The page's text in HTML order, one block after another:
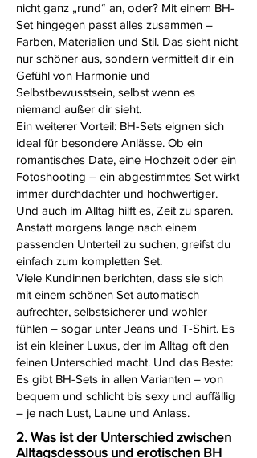
nicht ganz „rund“ an, oder? Mit einem BH-
Set hingegen passt alles zusammen –
Farben, Materialien und Stil. Das sieht nicht
nur schöner aus, sondern vermittelt dir ein
Gefühl von Harmonie und
Selbstbewusstsein, selbst wenn es
niemand außer dir sieht.
Ein weiterer Vorteil: BH-Sets eignen sich
ideal für besondere Anlässe. Ob ein
romantisches Date, eine Hochzeit oder ein
Fotoshooting – ein abgestimmtes Set wirkt
immer durchdachter und hochwertiger.
Und auch im Alltag hilft es, Zeit zu sparen.
Anstatt morgens lange nach einem
passenden Unterteil zu suchen, greifst du
einfach zum kompletten Set.
Viele Kundinnen berichten, dass sie sich
mit einem schönen Set automatisch
aufrechter, selbstsicherer und wohler
fühlen – sogar unter Jeans und T-Shirt. Es
ist ein kleiner Luxus, der im Alltag oft den
feinen Unterschied macht. Und das Beste:
Es gibt BH-Sets in allen Varianten – von
bequem und schlicht bis sexy und auffällig
– je nach Lust, Laune und Anlass.
2. Was ist der Unterschied zwischen
Alltagsdessous und erotischen BH